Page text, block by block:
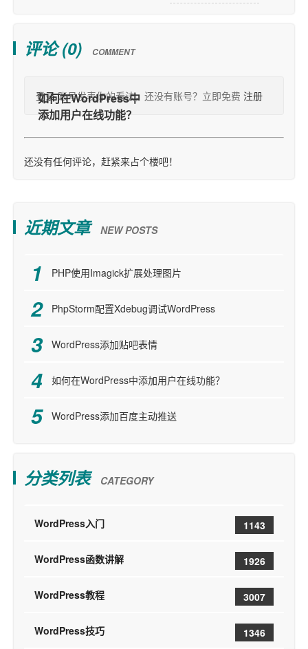
评论 (0) COMMENT
登录账号发表你的看法，还没有账号？立即免费 注册
还没有任何评论，赶紧来占个楼吧！
近期文章 NEW POSTS
PHP使用Imagick扩展处理图片
PhpStorm配置Xdebug调试WordPress
WordPress添加贴吧表情
如何在WordPress中添加用户在线功能？
WordPress添加百度主动推送
分类列表 CATEGORY
WordPress入门 1143
WordPress函数讲解 1926
WordPress教程 3007
WordPress技巧 1346